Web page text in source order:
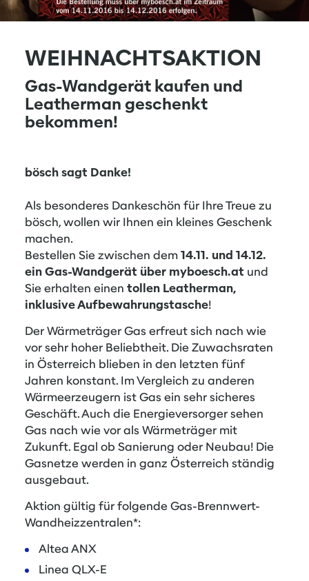
WEIHNACHTSAKTION
Gas-Wandgerät kaufen und
Leatherman geschenkt
bekommen!
bösch sagt Danke!
Als besonderes Dankeschön für Ihre Treue zu
bösch, wollen wir Ihnen ein kleines Geschenk
machen.
Bestellen Sie zwischen dem14.11. und 14.12.
ein Gas-Wandgerät über myboesch.at und
Sie erhalten einen tollen Leatherman,
inklusive Aufbewahrungstasche!
Der Wärmeträger Gas erfreut sich nach wie
vor sehr hoher Beliebtheit. Die Zuwachsraten
in Österreich blieben in den letzten fünf
Jahren konstant. Im Vergleich zu anderen
Wärmeerzeugern ist Gas ein sehr sicheres
Geschäft. Auch die Energieversorger sehen
Gas nach wie vor als Wärmeträger mit
Zukunft. Egal ob Sanierung oder Neubau! Die
Gasnetze werden in ganz Österreich ständig
ausgebaut.
Aktion gültig für folgende Gas-Brennwert-
Wandheizzentralen*:
Altea ANX
Linea QLX-E